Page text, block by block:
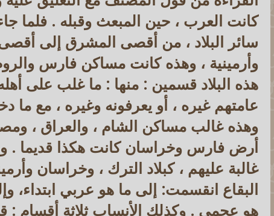
كانت العرب ، حين المبعث وقبله . فلما
سائر البلاد ، من أقصى المشرق إلى
وأرمينية ، وهذه كانت مساكن فارس
هذه البلاد قسمين : منها : ما غلب على
عامتهم غيره ، أو يعرفونه وغيره ، مع
وهذه غالب مساكن الشام ، والعراق ،
أرض فارس وخراسان كانت هكذا قديما .
غالبة عليهم ، كبلاد الترك ، وخراسان
البقاع انقسمت: إلى ما هو عربي ابتداء،
هو عجمي . وكذلك الأنساب ثلاثة أقسام